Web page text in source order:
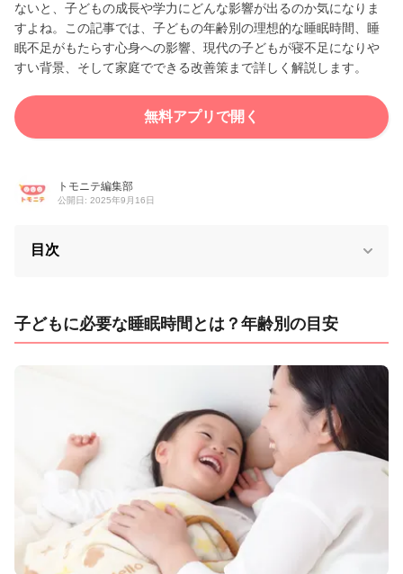
ないと、子どもの成長や学力にどんな影響が出るのか気になりま
すよね。この記事では、子どもの年齢別の理想的な睡眠時間、睡
眠不足がもたらす心身への影響、現代の子どもが寝不足になりや
すい背景、そして家庭でできる改善策まで詳しく解説します。
無料アプリで開く
トモニテ編集部
公開日: 2025年9月16日
目次
子どもに必要な睡眠時間とは？年齢別の目安